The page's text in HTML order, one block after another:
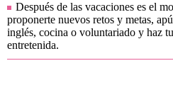
Después de las vacaciones es el
proponerte nuevos retos y metas,
inglés, cocina o voluntariado y haz
entretenida.